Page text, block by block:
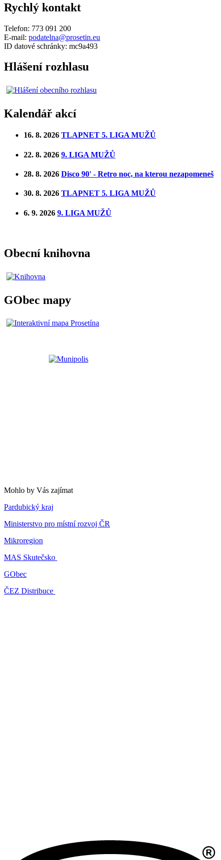
Rychlý kontakt
Telefon: 773 091 200
E-mail: podatelna@prosetin.eu
ID datové schránky: mc9a493
Hlášení rozhlasu
Kalendář akcí
16. 8. 2026 TLAPNET 5. LIGA MUŽŮ
22. 8. 2026 9. LIGA MUŽŮ
28. 8. 2026 Disco 90' - Retro noc, na kterou nezapomeneš
30. 8. 2026 TLAPNET 5. LIGA MUŽŮ
6. 9. 2026 9. LIGA MUŽŮ
Obecní knihovna
GObec mapy
Mohlo by Vás zajímat
Pardubický kraj
Ministerstvo pro místní rozvoj ČR
Mikroregion
MAS Skutečsko
GObec
ČEZ Distribuce